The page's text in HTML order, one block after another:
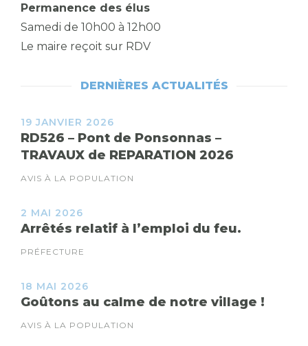
Permanence des élus
Samedi de 10h00 à 12h00
Le maire reçoit sur RDV
DERNIÈRES ACTUALITÉS
19 JANVIER 2026
RD526 – Pont de Ponsonnas –
TRAVAUX de REPARATION 2026
AVIS À LA POPULATION
2 MAI 2026
Arrêtés relatif à l’emploi du feu.
PRÉFECTURE
18 MAI 2026
Goûtons au calme de notre village !
AVIS À LA POPULATION